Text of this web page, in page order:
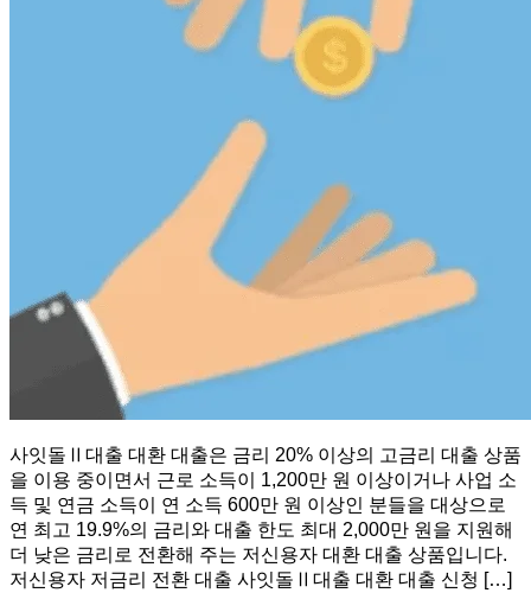
사잇돌Ⅱ대출 대환 대출은 금리 20% 이상의 고금리 대출 상품
을 이용 중이면서 근로 소득이 1,200만 원 이상이거나 사업 소
득 및 연금 소득이 연 소득 600만 원 이상인 분들을 대상으로
연 최고 19.9%의 금리와 대출 한도 최대 2,000만 원을 지원해
더 낮은 금리로 전환해 주는 저신용자 대환 대출 상품입니다.
저신용자 저금리 전환 대출 사잇돌Ⅱ대출 대환 대출 신청 […]